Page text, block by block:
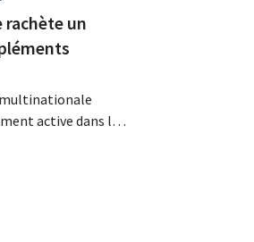
rachète un
active dans le